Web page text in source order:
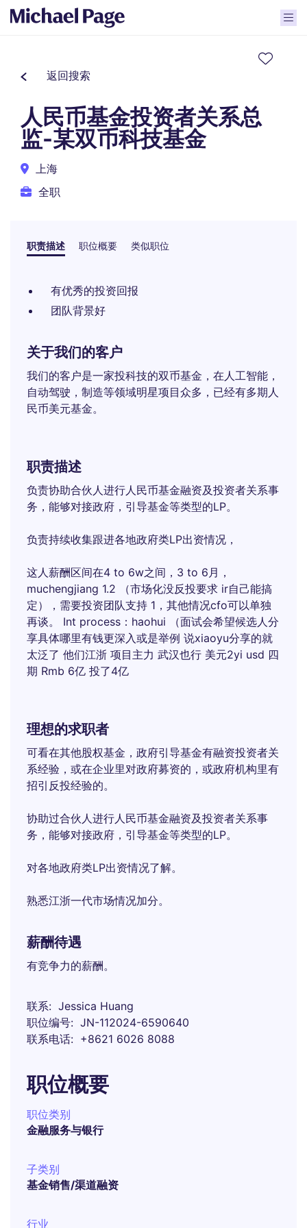
返回搜索
人民币基金投资者关系总
监-某双币科技基金
上海
全职
职责描述 职位概要 类似职位
有优秀的投资回报
团队背景好
关于我们的客户
我们的客户是一家投科技的双币基金，在人工智能，
自动驾驶，制造等领域明星项目众多，已经有多期人
民币美元基金。
职责描述
负责协助合伙人进行人民币基金融资及投资者关系事
务，能够对接政府，引导基金等类型的LP。
负责持续收集跟进各地政府类LP出资情况，
这人薪酬区间在4 to 6w之间，3 to 6月，
muchengjiang 1.2 （市场化没反投要求 ir自己能搞
定），需要投资团队支持 1，其他情况cfo可以单独
再谈。 Int process：haohui （面试会希望候选人分
享具体哪里有钱更深入或是举例 说xiaoyu分享的就
太泛了 他们江浙 项目主力 武汉也行 美元2yi usd 四
期 Rmb 6亿 投了4亿
理想的求职者
可看在其他股权基金，政府引导基金有融资投资者关
系经验，或在企业里对政府募资的，或政府机构里有
招引反投经验的。
协助过合伙人进行人民币基金融资及投资者关系事
务，能够对接政府，引导基金等类型的LP。
对各地政府类LP出资情况了解。
熟悉江浙一代市场情况加分。
薪酬待遇
有竞争力的薪酬。
联系
Jessica Huang
职位编号
JN-112024-6590640
联系电话
+8621 6026 8088
职位概要
职位类别
金融服务与银行
子类别
基金销售/渠道融资
行业